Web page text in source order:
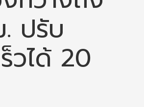
ปรับ
วได้ 20